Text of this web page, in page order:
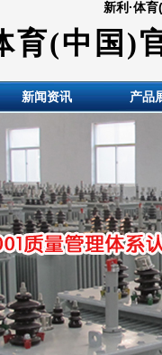
新利·体
育(中国)
HuiDE
新闻资讯 产品